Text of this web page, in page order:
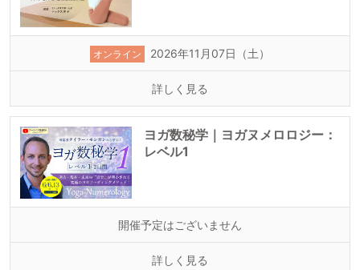
オンライン 2026年11月07日（土）
詳しく見る
ヨガ数秘学｜ヨガヌメロロジー：
レベル1
開催予定はございません
詳しく見る